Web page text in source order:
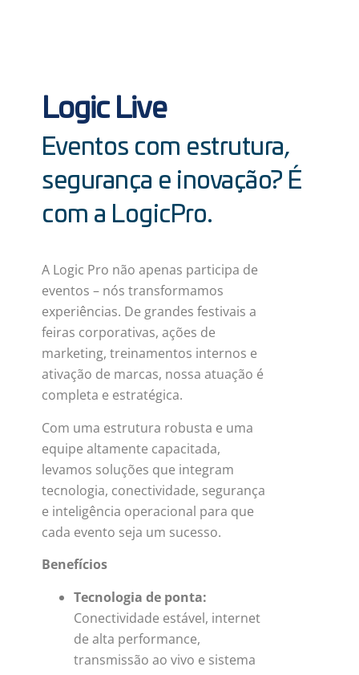
Logic Live
Eventos com estrutura,
segurança e inovação? É
com a LogicPro.
A Logic Pro não apenas participa de
eventos – nós transformamos
experiências. De grandes festivais a
feiras corporativas, ações de
marketing, treinamentos internos e
ativação de marcas, nossa atuação é
completa e estratégica.
Com uma estrutura robusta e uma
equipe altamente capacitada,
levamos soluções que integram
tecnologia, conectividade, segurança
e inteligência operacional para que
cada evento seja um sucesso.
Benefícios
Tecnologia de ponta:
Conectividade estável, internet
de alta performance,
transmissão ao vivo e sistema